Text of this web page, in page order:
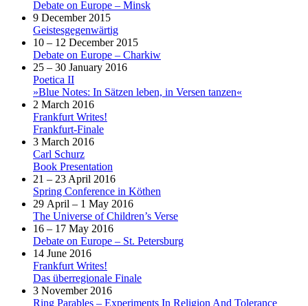
Debate on Europe – Minsk
9 December 2015
Geistesgegenwärtig
10 – 12 December 2015
Debate on Europe – Charkiw
25 – 30 January 2016
Poetica II
»Blue Notes: In Sätzen leben, in Versen tanzen«
2 March 2016
Frankfurt Writes!
Frankfurt-Finale
3 March 2016
Carl Schurz
Book Presentation
21 – 23 April 2016
Spring Conference in Köthen
29 April – 1 May 2016
The Universe of Children’s Verse
16 – 17 May 2016
Debate on Europe – St. Petersburg
14 June 2016
Frankfurt Writes!
Das überregionale Finale
3 November 2016
Ring Parables – Experiments In Religion And Tolerance